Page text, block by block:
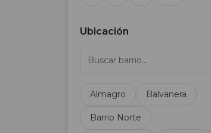
Ubicación
Almagro Balvanera
Barrio Norte